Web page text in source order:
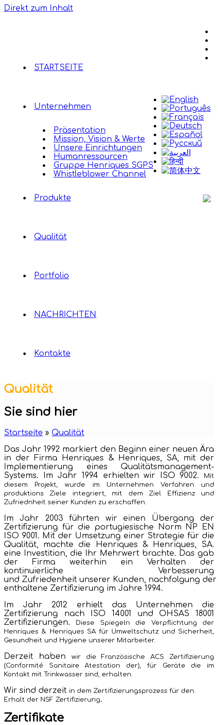
Direkt zum Inhalt
STARTSEITE
Unternehmen
Präsentation
Mission, Vision & Werte
Unsere Einrichtungen
Humanressourcen
Gruppe Henriques SGPS
Whistleblower Channel
Produkte
Qualität
Portfolio
NACHRICHTEN
Kontakte
Qualität
Sie sind hier
Startseite » Qualität
Das Jahr 1992 markiert den Beginn einer neuen Ära
in der Firma Henriques & Henriques, SA, mit der
Implementierung eines Qualitätsmanagement-
Systems. Im Jahr 1994 erhielten wir ISO 9002.
Mit
diesem Projekt, wurde im Unternehmen Verfahren und
produktions Ziele integriert, mit dem Ziel Effizienz und
Zufriednheit seiner Kunden zu erschaffen.
Im Jahr 2003 führten wir einen Übergang der
Zertifizierung für die portugiesische Norm NP EN
ISO 9001. Mit der Umsetzung einer Strategie für die
Qualität, machte die Henriques & Henriques, SA.
eine Investition, die Ihr Mehrwert brachte. Das gab
der Firma weiterhin ein Verhalten der
kontinuierliche Verbesserung
und Zufriedenheit unserer Kunden, nachfolgung der
enthaltene Zertifizierung im Jahre 1994.
Im Jahr 2012 erhielt das Unternehmen die
Zertifizierung nach ISO 14001 und OHSAS 18001
Zertifizierungen.
Diese Spiegeln die Verpflichtung der
Henriques & Henriques SA für Umweltschutz und Sicherheit,
Gesundheit und Hygiene unserer Mitarbeiter.
Derzeit haben
wir die Französische ACS Zertifizierung
(Conformité Sanitaire Atestation der), für Geräte die im
Kontakt mit Trinkwasser sind, erhalten.
Wir sind derzeit in dem Zertifizierungsprozess für den
Erhalt der NSF Zertifizierung.
Zertifikate